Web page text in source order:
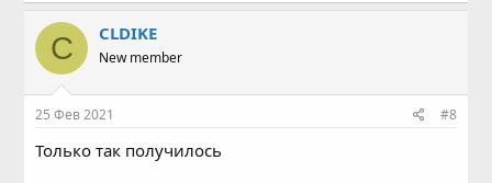
C CLDIKE
New member
25 Фев 2021 #8
Только так получилось